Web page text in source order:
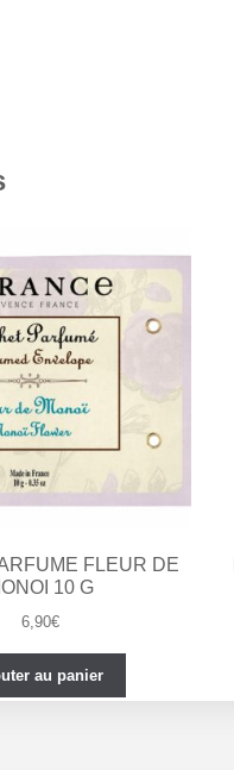
FLEUR DE
10 G
6,90€
au panier